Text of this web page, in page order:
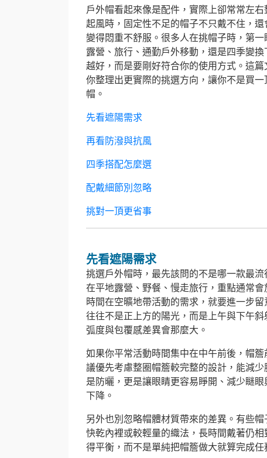
戶外帽看起來像是配件，實際上卻常常左
起風時，固定性不足的帽子不只戴不住，
變得悶重不舒服。很多人在挑帽子時，第
露營、旅行、通勤戶外移動，還是四季變
越好，而是要剛好符合你的使用方式。這
你整理出更實際的挑選方向，讓你不是買
帽。
先看遮陽需求
再看防潑與抗風
四季搭配怎麼選
配戴細節別忽略
挑對一頂更省事
先看遮陽需求
挑選戶外帽時，最先該問的不是哪一款最
在平地露營、野餐、慢走旅行，重點通常
時間在空曠地帶活動的需求，就要進一步
往往不是正上方的陽光，而是上午與下午
弧度與包覆感差異會那麼大。
如果你平常活動時間集中在中午前後，帽
議優先考慮整圈帽簷較完整的設計，能減
是防曬，更是讓眼睛更容易睜開、減少瞇
下降。
另外也別忽略帽體材質帶來的差異。有些
快乾內裡或較輕量的織法，長時間戴著仍
得平衡，而不是單純把帽簷做大就算完成任